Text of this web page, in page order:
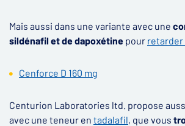
Mais aussi dans une variante avec une
sildénafil et de dapoxétine pour retarder
Cenforce D 160 mg
Centurion Laboratories ltd. propose
avec une teneur en tadalafil, que vous